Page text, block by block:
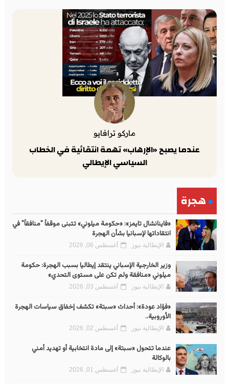
ماركو ترافايو
عندما يصبح «الإرهاب» تهمة انتقائية في الخطاب
السياسي الإيطالي
هجرة
«فاينانشال تايمز»: «حكومة ميلوني» تتبنى موقفاً "منافقاً" في
انتقاداتها لإسبانيا بشأن الهجرة
الإيطالية نيوز أغسطس 06, 2026
وزير الخارجية الإسباني ينتقد إيطاليا بسبب الهجرة: حكومة
ميلوني «منافقة ولم تكن على مستوى التحدي»
الإيطالية نيوز أغسطس 03, 2026
«فؤاد عودة»: أحداث «سبتة» تكشف إخفاق سياسات الهجرة
الأوروبية..
الإيطالية نيوز أغسطس 02, 2026
عندما تتحول «سبتة» إلى مادة انتخابية أو تهديد أمني
بالوكالة
الإيطالية نيوز أغسطس 01, 2026